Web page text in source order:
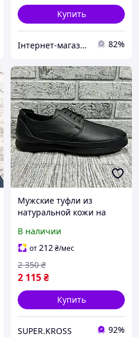
Купить
Інтернет-магазин Already Better 82%
Мужские туфли из
натуральной кожи на
В наличии
от212₴/мес
2 115₴
2 350 ₴
Купить
SUPER.KROSS 92%